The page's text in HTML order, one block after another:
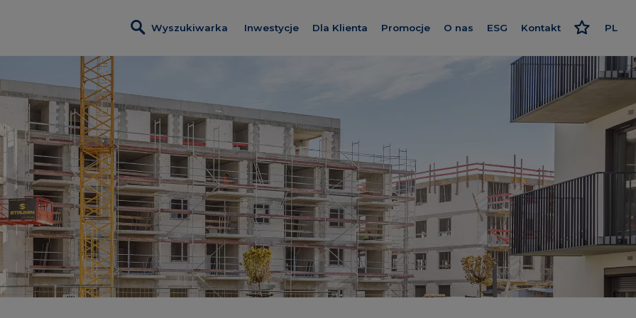
Wyszukiwarka Inwestycje
Wszystkie inwestycje
Nowa Wałowa
Kobieli 4
Leszczyńskich 2
Szumilas
ROSA Residence
Lawendowe Wzgórza
Pas Startowy
Dla Klienta
Program poleceń
Karta rabatowa
Rzecznik Klienta
Dziennik budowy
Panel Klienta
Promocje O nas
Poznaj nas
Dajemy więcej
Zakup Gruntu
Spółki Grupy
Dla inwestora
Kariera
ESG
Odpowiedzialne
Strategia i raport
Polityki
Kontakt PL
EN